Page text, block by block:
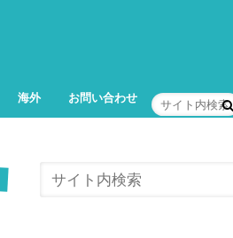
海外 お問い合わせ